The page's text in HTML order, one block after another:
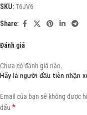
SKU:T6JV6
Share:
Đánh giá
Chưa có đánh giá nào.
Hãy là người đầu tiên nhận
Email của bạn sẽ không được
dấu *